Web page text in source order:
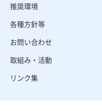
推奨環境
各種方針等
お問い合わせ
取組み・活動
リンク集